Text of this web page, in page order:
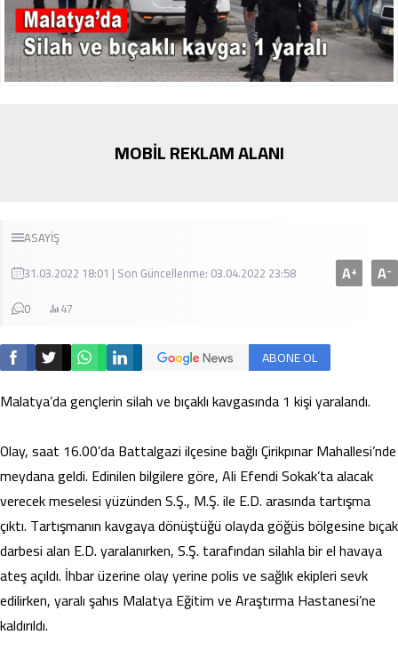
MOBİL REKLAM ALANI
ASAYİŞ
31.03.2022 18:01 | Son Güncellenme: 03.04.2022 23:58
0
47
A+ A-
ABONE OL
Malatya’da gençlerin silah ve bıçaklı kavgasında 1 kişi yaralandı.
Olay, saat 16.00’da Battalgazi ilçesine bağlı Çirikpınar Mahallesi’nde
meydana geldi. Edinilen bilgilere göre, Ali Efendi Sokak’ta alacak
verecek meselesi yüzünden S.Ş., M.Ş. ile E.D. arasında tartışma
çıktı. Tartışmanın kavgaya dönüştüğü olayda göğüs bölgesine bıçak
darbesi alan E.D. yaralanırken, S.Ş. tarafından silahla bir el havaya
ateş açıldı. İhbar üzerine olay yerine polis ve sağlık ekipleri sevk
edilirken, yaralı şahıs Malatya Eğitim ve Araştırma Hastanesi’ne
kaldırıldı.